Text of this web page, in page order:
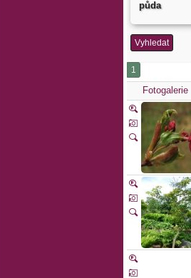
půda
Vyhledat
Fotogalerie